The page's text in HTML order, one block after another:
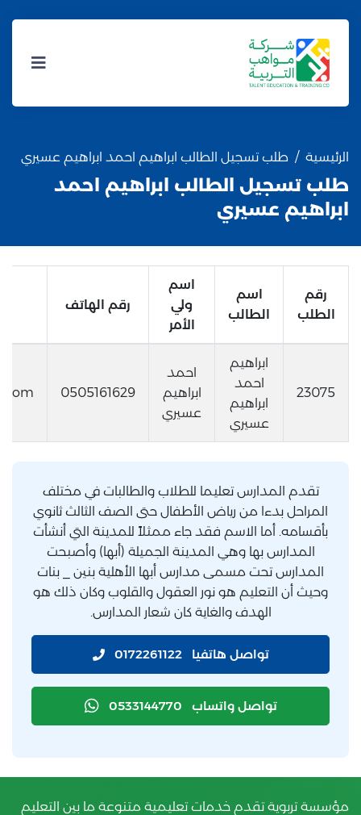
الرئيسية طلب تسجيل الطالب ابراهيم احمد ابراهيم عسيري
طلب تسجيل الطالب ابراهيم احمد
ابراهيم عسيري
رقم
الطلب
اسم
الطالب
اسم
ولي
الأمر
رقم الهاتف
23075
ابراهيم
احمد
ابراهيم
عسيري
احمد
ابراهيم
عسيري
0505161629
تقدم المدارس تعليما للطلاب والطالبات في مختلف
المراحل بدءا من رياض الأطفال حتى الصف الثالث ثانوي
بأقسامه. أما الاسم فقد جاء ممثلاً للمدينة التي أنشأت
المدارس بها وهي المدينة الجميلة (أبها) وأصبحت
المدارس تحت مسمى مدارس أبها الأهلية بنين _ بنات
وحيث أن التعليم هو نور العقول والقلوب وكان ذلك هو
الهدف والغاية كان شعار المدارس.
تواصل هاتفيا 0172261122
تواصل واتساب 0533144770
مؤسسة تربوية تقدم خدمات تعليمية متنوعة ما بين التعليم